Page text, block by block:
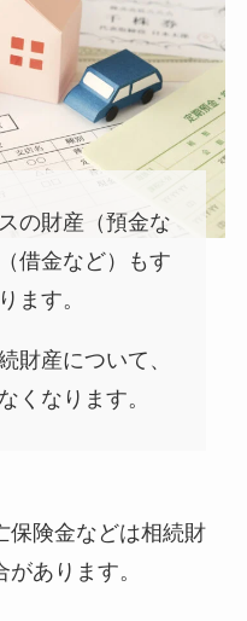
の財産（預金な
借金など）もす
ます。
財産について、
くなります。
保険金などは相続財
あります。